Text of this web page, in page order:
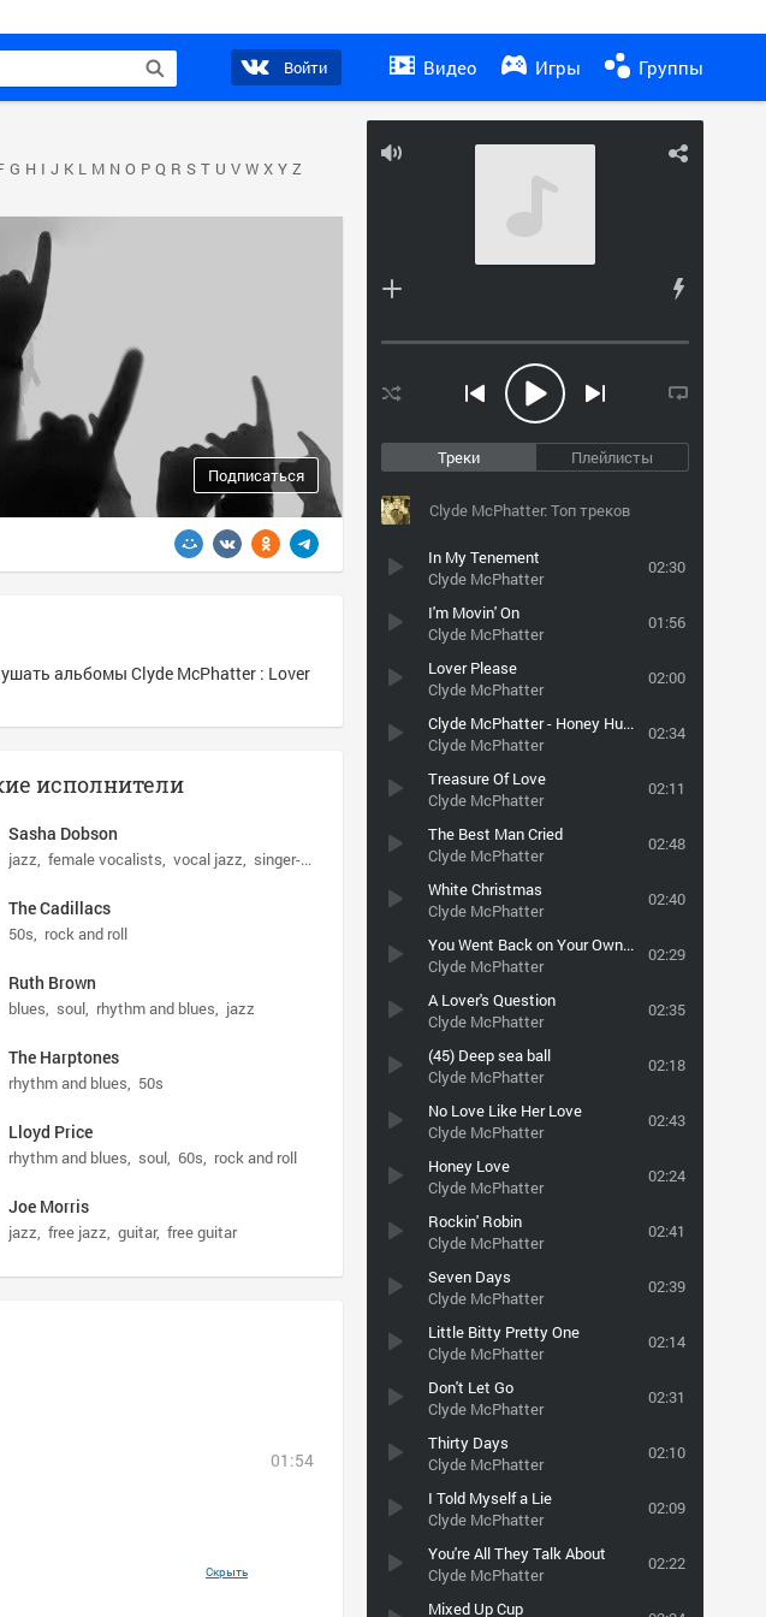
Войти Видео Игры Группы
Треки Плейлисты
Clyde McPhatter: Топ треков
In My Tenement
Clyde McPhatter
02:30
I'm Movin' On
Clyde McPhatter
01:56
Lover Please
Clyde McPhatter
02:00
Clyde McPhatter - Honey Hush ~ 1953
Clyde McPhatter
02:34
Treasure Of Love
Clyde McPhatter
02:11
The Best Man Cried
Clyde McPhatter
02:48
White Christmas
Clyde McPhatter
02:40
You Went Back on Your Own Word
Clyde McPhatter
02:29
A Lover's Question
Clyde McPhatter
02:35
(45) Deep sea ball
Clyde McPhatter
02:18
No Love Like Her Love
Clyde McPhatter
02:43
Honey Love
Clyde McPhatter
02:24
Rockin' Robin
Clyde McPhatter
02:41
Seven Days
Clyde McPhatter
02:39
Little Bitty Pretty One
Clyde McPhatter
02:14
Don't Let Go
Clyde McPhatter
02:31
Thirty Days
Clyde McPhatter
02:10
I Told Myself a Lie
Clyde McPhatter
02:09
You're All They Talk About
Clyde McPhatter
02:22
Mixed Up Cup
G H I J K L M N O P Q R S T U V W X Y Z
Подписаться
альбомы Clyde McPhatter : Lover
исполнители
Sasha Dobson
jazz female vocalists vocal jazz singer-songwriter
The Cadillacs
50s rock and roll
Ruth Brown
blues soul rhythm and blues jazz
The Harptones
rhythm and blues 50s
Lloyd Price
rhythm and blues soul 60s rock and roll
Joe Morris
jazz free jazz guitar free guitar
01:54
Скрыть